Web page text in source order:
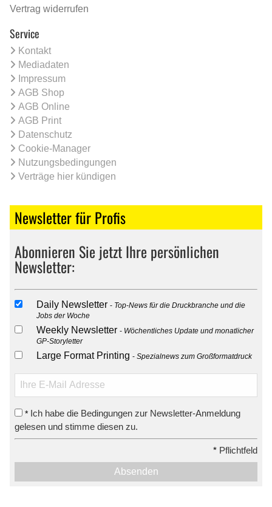
Vertrag widerrufen
Service
Kontakt
Mediadaten
Impressum
AGB Shop
AGB Online
AGB Print
Datenschutz
Cookie-Manager
Nutzungsbedingungen
Verträge hier kündigen
Newsletter für Profis
Abonnieren Sie jetzt Ihre persönlichen
Newsletter:
Daily Newsletter
Top-News für die Druckbranche und die
Jobs der Woche
Weekly Newsletter
Wöchentliches Update und monatlicher
GP-Storyletter
Large Format Printing Spezialnews zum Großformatdruck
* Ich habe die Bedingungen zur Newsletter-Anmeldung
gelesen und stimme diesen zu.
* Pflichtfeld
Absenden